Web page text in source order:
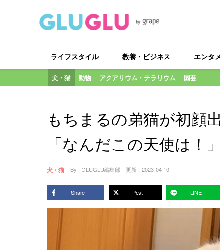
ライフスタイル 教養・ビジネス エンタ
犬・猫 動物 アクアリウム・テラリウム 園芸
もちまるの弟猫が初
「なんだこの天使は！
犬・猫 By - GLUGLU編集部 更新： 2023-04-10
Share Post LINE